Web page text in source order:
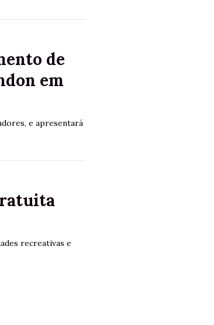
de
em
e apresentará
recreativas e